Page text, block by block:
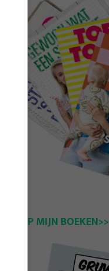
KOOP MIJN BOEKEN>>